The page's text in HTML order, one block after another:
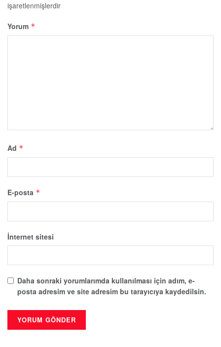
işaretlenmişlerdir
Yorum *
Ad *
E-posta *
İnternet sitesi
Daha sonraki yorumlarımda kullanılması için adım, e-
posta adresim ve site adresim bu tarayıcıya kaydedilsin.